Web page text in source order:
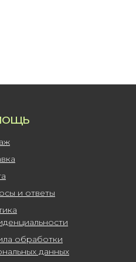
обработки
данных
и ответы